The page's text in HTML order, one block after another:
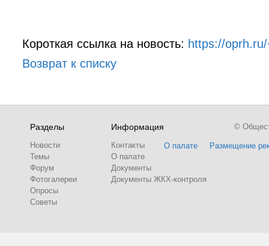
Короткая ссылка на новость: https://
Возврат к списку
Разделы
Новости
Темы
Форум
Фотогалереи
Опросы
Советы
Информация
Контакты
О палате
Документы
Документы ЖКХ-контроля
О палате Размещение
©